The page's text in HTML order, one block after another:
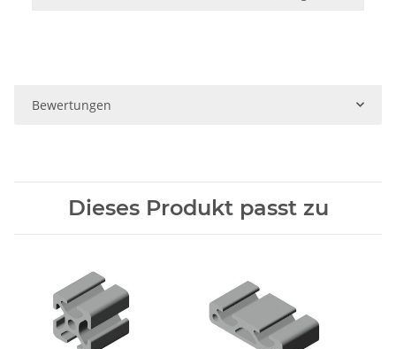
Bewertungen
Dieses Produkt passt zu